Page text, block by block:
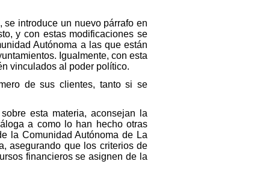
introduce un nuevo párrafo en
y con estas modificaciones se
Autónoma a las que están
Igualmente, con esta
vinculados al poder político.
de sus clientes, tanto si se
esta materia, aconsejan la
a como lo han hecho otras
la Comunidad Autónoma de La
asegurando que los criterios de
financieros se asignen de la